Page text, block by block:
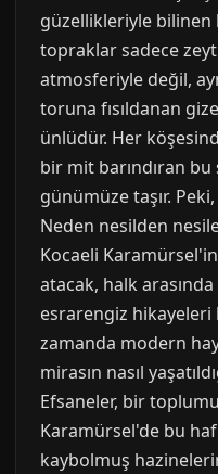
güzellikleriyle bilinen
topraklar sadece
atmosferiyle değil,
toruna fısıldanan
ünlüdür. Her
bir mit barındıran
günümüze taşır.
Neden nesilden
Kocaeli
atacak, halk
esrarengiz hikayeleri
zamanda modern
mirasın nasıl
Efsaneler, bir
Karamürsel'de bu
kaybolmuş